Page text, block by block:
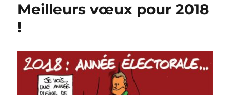
Meilleurs vœux pour 2018
!